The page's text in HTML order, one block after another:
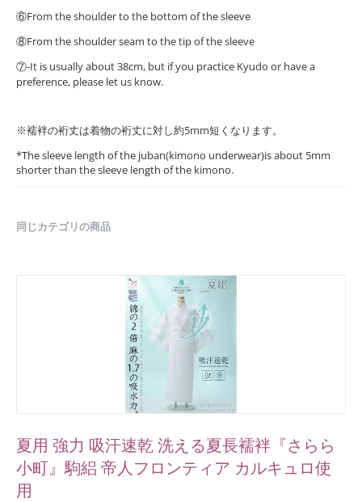
⑥From the shoulder to the bottom of the sleeve
⑧From the shoulder seam to the tip of the sleeve
⑦-It is usually about 38cm, but if you practice Kyudo or have a
preference, please let us know.
※襦袢の裄丈は着物の裄丈に対し約5mm短くなります。
*The sleeve length of the juban(kimono underwear)is about 5mm
shorter than the sleeve length of the kimono.
同じカテゴリの商品
夏用 強力 吸汗速乾 洗える夏長襦袢『さらら
小町』駒絽 帝人フロンティア カルキュロ使
用